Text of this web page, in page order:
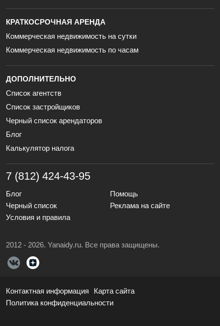
КРАТКОСРОЧНАЯ АРЕНДА
Коммерческая недвижимость на сутки
Коммерческая недвижимость по часам
ДОПОЛНИТЕЛЬНО
Список агентств
Список застройщиков
Черный список арендаторов
Блог
Калькулятор налога
7 (812) 424-43-95
Блог
Помощь
Черный список
Реклама на сайте
Условия и правила
2012 - 2026. Yanaidy.ru. Все права защищены.
Контактная информация
Карта сайта
Политика конфиденциальности